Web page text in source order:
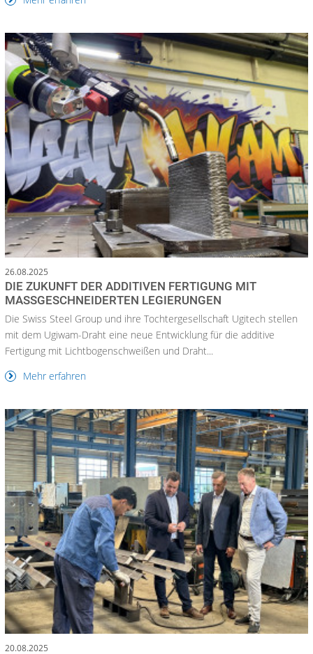
26.08.2025
DIE ZUKUNFT DER ADDITIVEN FERTIGUNG MIT
MASSGESCHNEIDERTEN LEGIERUNGEN
Die Swiss Steel Group und ihre Tochtergesellschaft Ugitech stellen
mit dem Ugiwam-Draht eine neue Entwicklung für die additive
Fertigung mit Lichtbogenschweißen und Draht...
Mehr erfahren
20.08.2025